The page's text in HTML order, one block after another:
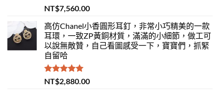
評分 5.00
滿分 5
NT$7,560.00
高仿Chanel小香圓形耳釘，非常小巧精美的一款
耳環，一致ZP黃銅材質，滿滿的小細節，做工可
以說無敵贊，自己看圖感受一下，寶寶們，抓緊
自留哈
評分 5.00
滿分 5
NT$2,880.00